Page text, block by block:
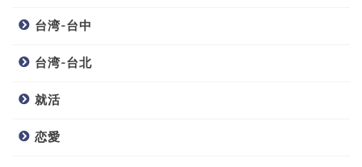
台湾-台中
台湾-台北
就活
恋愛